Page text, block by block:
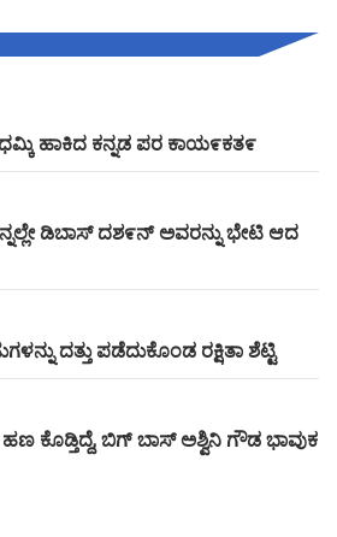
ಹಾಕಿದ ಕನ್ನಡ ಪರ ಕಾಯ೯ಕತ೯
ಡಿಬಾಸ್ ದಶ೯ನ್ ಅವರನ್ನು ಭೇಟಿ ಆದ
ದತ್ತು ಪಡೆದುಕೊಂಡ ರಕ್ಷಿತಾ ಶೆಟ್ಟಿ
ಹಣ ಕೊಡ್ತಿದ್ದೆ, ಬಿಗ್ ಬಾಸ್ ಅಶ್ವಿನಿ ಗೌಡ ಭಾವುಕ